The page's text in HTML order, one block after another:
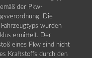
der Pkw-
Die
wurden
ermittelt. Der
eines Pkw sind nicht
Kraftstoffs durch den